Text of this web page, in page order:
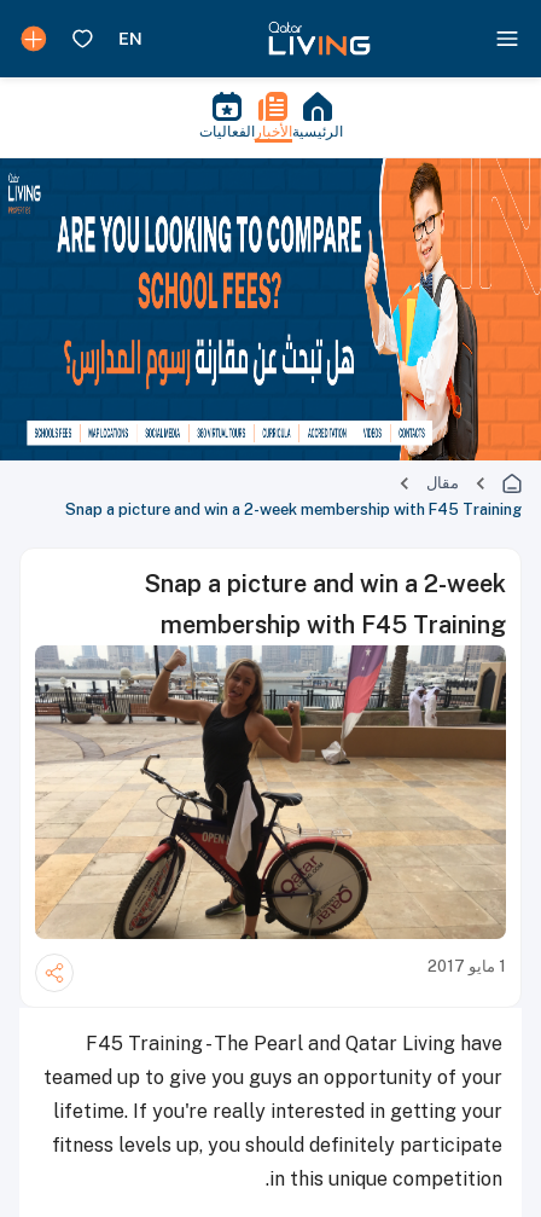
الرئيسية الأخبار الفعاليات
مقال
Snap a picture and win a 2-week membership with F45 Training
Snap a picture and win a 2-week
membership with F45 Training
1 مايو 2017
F45 Training - The Pearl and Qatar Living have
teamed up to give you guys an opportunity of your
lifetime. If you're really interested in getting your
fitness levels up, you should definitely participate
in this unique competition.